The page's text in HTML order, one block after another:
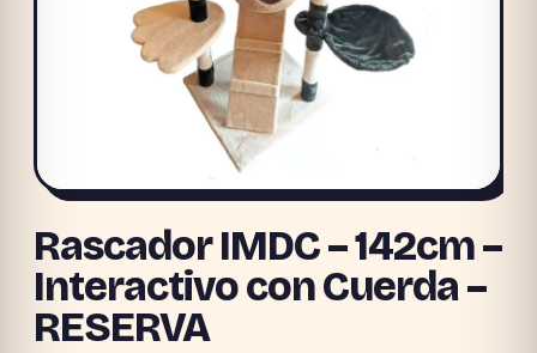
Rascador IMDC – 142cm –
Interactivo con Cuerda –
RESERVA